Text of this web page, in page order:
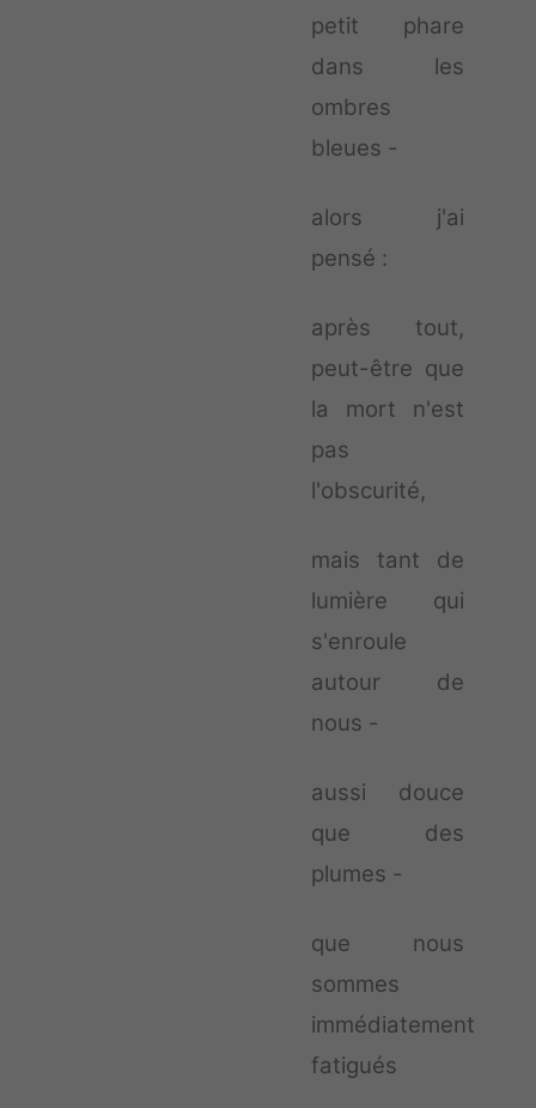
petit phare
dans les
ombres
bleues -
alors j'ai
pensé :
après tout,
peut-être que
la mort n'est
pas
l'obscurité,
mais tant de
lumière qui
s'enroule
autour de
nous -
aussi douce
que des
plumes -
que nous
sommes
immédiatement
fatigués